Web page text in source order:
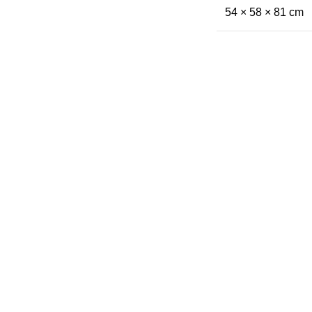
54 × 58 × 81 cm